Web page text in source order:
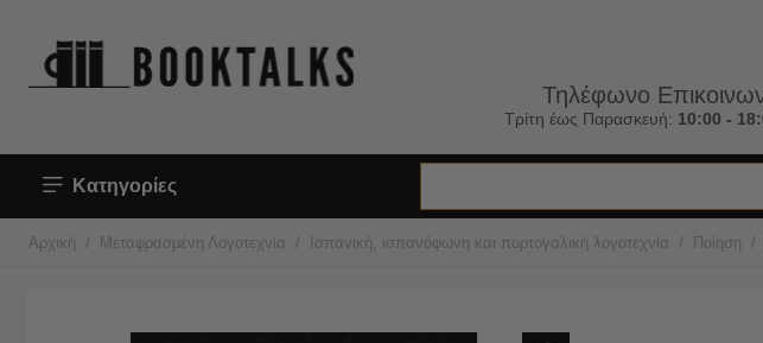
Τηλέφωνο
Τρίτη έως Παρασκευή: 10:00 -
Κατηγορίες
Αρχική / Μεταφρασμένη Λογοτεχνία / Ισπανική, ισπανόφωνη και πορτογαλική λογοτεχνία / Ποίηση /